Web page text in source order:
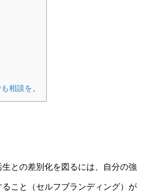
採用ご担当者の方へ
相談を。
との差別化を図るには、自分の強
こと（セルフブランディング）が